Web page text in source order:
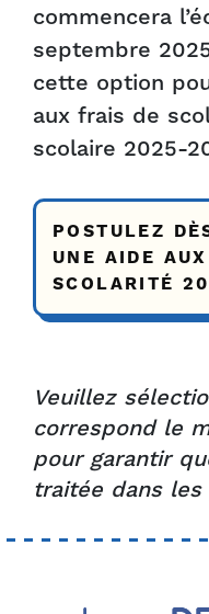
commencera
septembre
cette option
aux frais de
scolaire 2025-
POSTULEZ
UNE AIDE
SCOLARITÉ
Veuillez
correspond le
pour garantir
traitée dans